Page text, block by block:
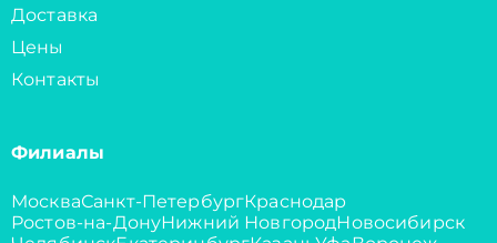
Доставка
Цены
Контакты
Филиалы
МоскваСанкт-ПетербургКраснодар
Ростов-на-ДонуНижний НовгородНовосибирск